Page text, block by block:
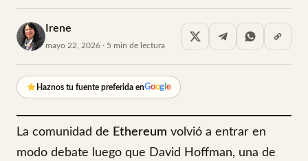
Irene
mayo 22, 2026 · 5 min de lectura
Haznos tu fuente preferida enGoog e
La comunidad de Ethereum volvió a entrar en
modo debate luego que David Hoffman, una de